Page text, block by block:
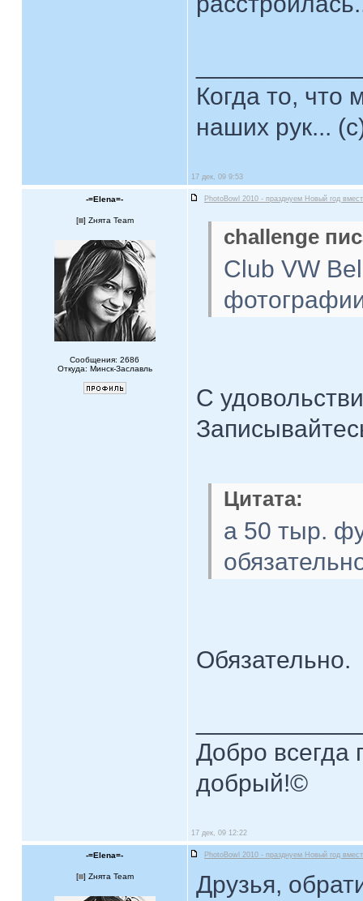
Когда то, что
наших рук...
17 дек, 09 9:53
-=Elena=- PhotoBowl 2010 - празднуем Новый год
[ ] Zнята Team
Сообщения: 2686
Откуда: Минск-Заславль
challenge
Club VW
С
Цитата:
а 50 тыр.
Обязательно.
Добро всегда
добрый!©
17 дек, 09 12:22
-=Elena=- PhotoBowl 2010 - празднуем Новый год
[ ] Zнята Team
Друзья,